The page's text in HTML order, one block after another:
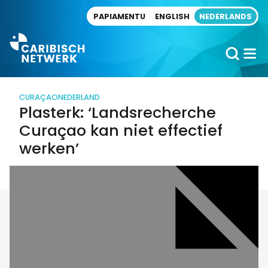
PAPIAMENTU ENGLISH NEDERLANDS
CURAÇAONEDERLAND
Plasterk: ‘Landsrecherche
Curaçao kan niet effectief
werken’